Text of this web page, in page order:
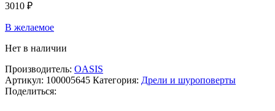
3010 ₽
В желаемое
Нет в наличии
Производитель: OASIS
Артикул: 100005645 Категория: Дрели и шуроповерты
Поделиться: